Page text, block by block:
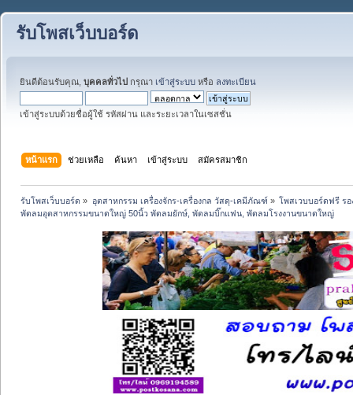
รับโพสเว็บบอร์ด
ยินดีต้อนรับคุณ, บุคคลทั่วไป กรุณา เข้าสู่ระบบ หรือ ลงทะเบียน
เข้าสู่ระบบด้วยชื่อผู้ใช้ รหัสผ่าน และระยะเวลาในเซสชั่น
หน้าแรก ช่วยเหลือ ค้นหา เข้าสู่ระบบ สมัครสมาชิก
รับโพสเว็บบอร์ด » อุตสาหกรรม เครื่องจักร-เครื่องกล วัสดุ-เคมีภัณฑ์ » โพสเวบบอร์ดฟรี รอ
พัดลมอุตสาหกรรมขนาดใหญ่ 50นิ้ว พัดลมยักษ์, พัดลมบิ๊กแฟน, พัดลมโรงงานขนาดใหญ่